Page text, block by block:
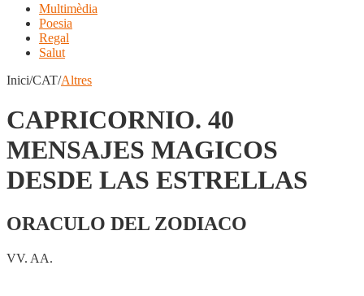
Multimèdia
Poesia
Regal
Salut
Inici/CAT/Altres
CAPRICORNIO. 40
MENSAJES MAGICOS
DESDE LAS ESTRELLAS
ORACULO DEL ZODIACO
VV. AA.